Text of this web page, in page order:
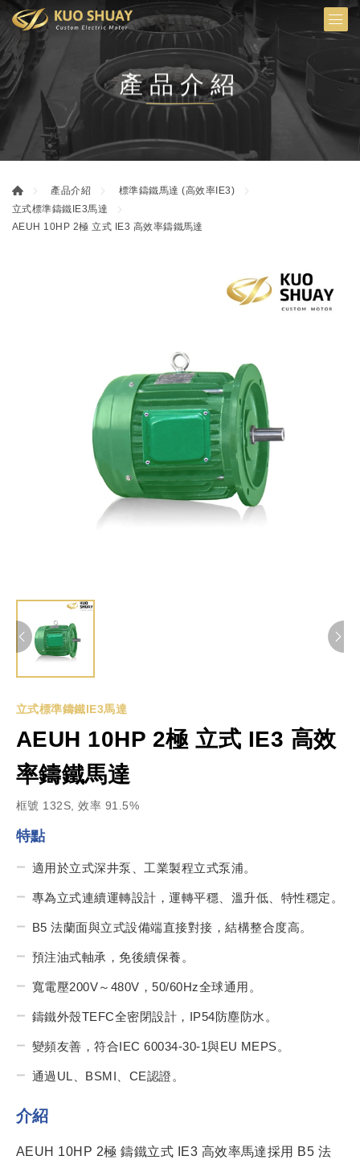
產品介紹
產品介紹
標準鑄鐵馬達 (高效率IE3)
立式標準鑄鐵IE3馬達
AEUH 10HP 2極 立式 IE3 高效率鑄鐵馬達
立式標準鑄鐵IE3馬達
AEUH 10HP 2極 立式 IE3 高效
率鑄鐵馬達
框號 132S, 效率 91.5%
特點
適用於立式深井泵、工業製程立式泵浦。
專為立式連續運轉設計，運轉平穩、溫升低、特性穩定。
B5 法蘭面與立式設備端直接對接，結構整合度高。
預注油式軸承，免後續保養。
寬電壓200V～480V，50/60Hz全球通用。
鑄鐵外殼TEFC全密閉設計，IP54防塵防水。
變頻友善，符合IEC 60034-30-1與EU MEPS。
通過UL、BSMI、CE認證。
介紹
AEUH 10HP 2極 鑄鐵立式 IE3 高效率馬達採用 B5 法